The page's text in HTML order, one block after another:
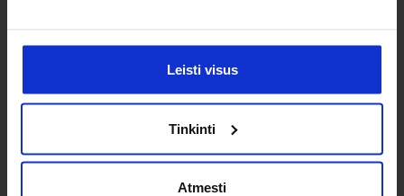
Leisti visus
Tinkinti
Atmesti